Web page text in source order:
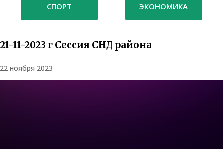
СПОРТ ЭКОНОМИКА
21-11-2023 г Сессия СНД района
22 ноября 2023